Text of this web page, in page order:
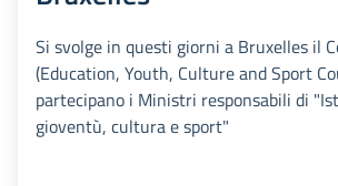
Si svolge in questi giorni a Bruxelles il
(Education, Youth, Culture and Sport
partecipano i Ministri responsabili di
gioventù, cultura e sport"